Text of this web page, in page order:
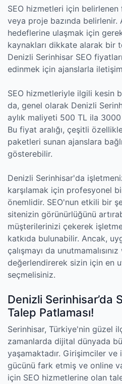
SEO hizmetleri için
veya proje bazında belirlenir.
hedeflerine ulaşmak için
kaynakları dikkate alarak bir
Denizli Serinhisar SEO
edinmek için ajanslarla
SEO hizmetleriyle ilgili kesin
da, genel olarak Denizli
aylık maliyeti 500 TL ila
Bu fiyat aralığı, çeşitli
paketleri sunan ajanslara
gösterebilir.
Denizli Serinhisar'da
karşılamak için profesyonel
önemlidir. SEO'nun etkili bir
sitenizin görünürlüğünü
müşterilerinizi çekerek
katkıda bulunabilir. Ancak,
çalışmayı da
değerlendirerek sizin için en
seçmelisiniz.
Denizli Serinhisar’da
Talep Patlaması!
Serinhisar, Türkiye'nin güzel
zamanlarda dijital dünyada
yaşamaktadır. Girişimciler ve
gücünü fark etmiş ve online
için SEO hizmetlerine olan